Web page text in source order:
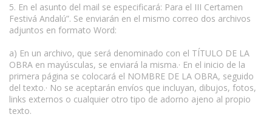
5. En el asunto del mail se especificará: Para el III Certamen
Festivá Andalú”. Se enviarán en el mismo correo dos archivos
adjuntos en formato Word:
a) En un archivo, que será denominado con el TÍTULO DE LA
OBRA en mayúsculas, se enviará la misma.· En el inicio de la
primera página se colocará el NOMBRE DE LA OBRA, seguido
del texto.· No se aceptarán envíos que incluyan, dibujos, fotos,
links externos o cualquier otro tipo de adorno ajeno al propio
texto.